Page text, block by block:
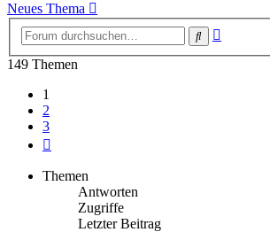
Neues Thema
Suche
149 Themen
1
2
3
Themen
Antworten
Zugriffe
Letzter Beitrag